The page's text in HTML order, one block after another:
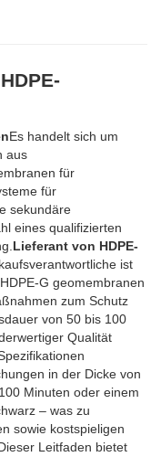
Es handelt sich um
aus
für
für
sekundäre
eines qualifizierten
Lieferant von HDPE-
ist
G geomembranen
zum Schutz
von 50 bis 100
Qualität
in der Dicke von
Minuten oder einem
– was zu
sowie kostspieligen
Leitfaden bietet